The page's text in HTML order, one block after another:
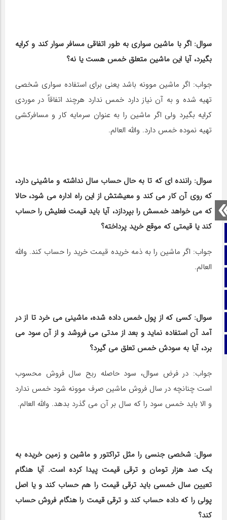
صفحه نخست
تماس با ما
اینستاگرام
تلگرام
سوال: اگر با ماشین سواری به طور اتفاقی مسافر سوار کند و کرایه
بگیرد، آیا این ماشین متعلق خمس هست یا نه؟
جواب: اگر ماشین موونه باشد یعنی برای استفاده سواری شخصی
تهیه شده و به آن نیاز دارد خمس ندارد هرچند اتفاقاً در موردی
کرایه بگیرد ولی اگر ماشین را به عنوان سرمایه کار و مسافرکشی
تهیه نموده خمس دارد. والله العالم.
سوال: راننده ‎ای که تا به حال حساب سال نداشته و ماشینی دارد،
که روی آن کار می کند و معیشتش از این راه اداره می شود، حالا
که می خواهد خمسش را بپردازد، آیا باید قیمت فعلیش را حساب
کند یا قیمتی که موقع خرید پرداخته؟
جواب: اگر ماشین را به ذمه خریده قیمت خرید را حساب کند. والله
العالم.
سوال: کسی که از پول خمس داده شده، ماشینی می خرد تا از در
آمد آن استفاده نماید و بعد از مدتی می فروشد و از آن سود می
برد، آیا به سودش خمس تعلق می گیرد؟
جواب: در فرض سوال، سود حاصله ربح سال فروش محسوب
است چنانچه در سال فروش ماشین صرف موونه شود خمس ندارد
و الا باید خمس سود را که سال بر آن می گذرد بدهد. والله العالم.
سوال: شخصی جنسی را مثل تراکتور و ماشین و زمین خریده به
یک صد هزار تومان و ترقی قیمت پیدا کرده است. آیا هنگام
تعیین سال خمسی باید ترقی قیمت را هم حساب کند و یا اصل
پولی را که داده حساب کند و ترقی قیمت را هنگام فروش حساب
کند؟